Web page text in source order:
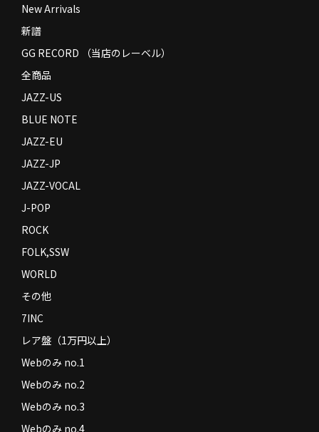
New Arrivals
新譜
GG RECORD （当店のレーベル）
全商品
JAZZ-US
BLUE NOTE
JAZZ-EU
JAZZ-JP
JAZZ-VOCAL
J-POP
ROCK
FOLK,SSW
WORLD
その他
7INC
レア盤（1万円以上）
Webのみ no.1
Webのみ no.2
Webのみ no.3
Webのみ no.4